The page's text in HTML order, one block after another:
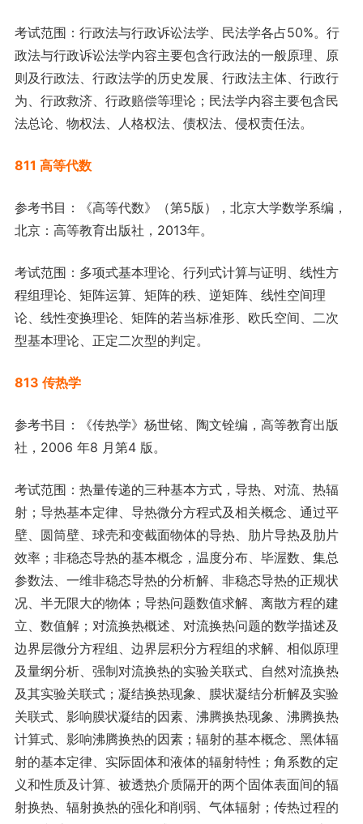
考试范围：行政法与行政诉讼法学、民法学各占50%。行
政法与行政诉讼法学内容主要包含行政法的一般原理、原
则及行政法、行政法学的历史发展、行政法主体、行政行
为、行政救济、行政赔偿等理论；民法学内容主要包含民
法总论、物权法、人格权法、债权法、侵权责任法。
811 高等代数
参考书目：《高等代数》（第5版），北京大学数学系编，
北京：高等教育出版社，2013年。
考试范围：多项式基本理论、行列式计算与证明、线性方
程组理论、矩阵运算、矩阵的秩、逆矩阵、线性空间理
论、线性变换理论、矩阵的若当标准形、欧氏空间、二次
型基本理论、正定二次型的判定。
813 传热学
参考书目：《传热学》杨世铭、陶文铨编，高等教育出版
社，2006 年8 月第4 版。
考试范围：热量传递的三种基本方式，导热、对流、热辐
射；导热基本定律、导热微分方程式及相关概念、通过平
壁、圆筒壁、球壳和变截面物体的导热、肋片导热及肋片
效率；非稳态导热的基本概念，温度分布、毕渥数、集总
参数法、一维非稳态导热的分析解、非稳态导热的正规状
况、半无限大的物体；导热问题数值求解、离散方程的建
立、数值解；对流换热概述、对流换热问题的数学描述及
边界层微分方程组、边界层积分方程组的求解、相似原理
及量纲分析、强制对流换热的实验关联式、自然对流换热
及其实验关联式；凝结换热现象、膜状凝结分析解及实验
关联式、影响膜状凝结的因素、沸腾换热现象、沸腾换热
计算式、影响沸腾换热的因素；辐射的基本概念、黑体辐
射的基本定律、实际固体和液体的辐射特性；角系数的定
义和性质及计算、被透热介质隔开的两个固体表面间的辐
射换热、辐射换热的强化和削弱、气体辐射；传热过程的